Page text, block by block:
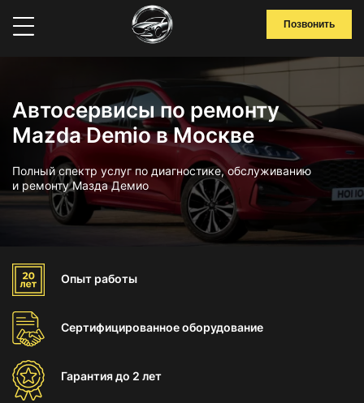
Позвонить
Автосервисы по ремонту
Mazda Demio в Москве
Полный спектр услуг по диагностике, обслуживанию
и ремонту Мазда Демио
Опыт работы
Сертифицированноеоборудование
Гарантиядо 2 лет